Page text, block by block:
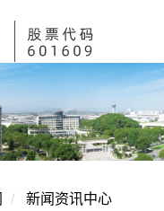
新闻资讯中心